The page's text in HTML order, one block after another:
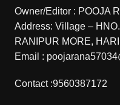
Owner/Editor : POOJA
Address: Village –
RANIPUR MORE,
Email :
Contact :9560387172